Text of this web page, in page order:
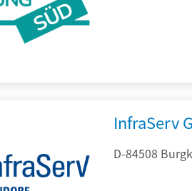
InfraServ
D-84508